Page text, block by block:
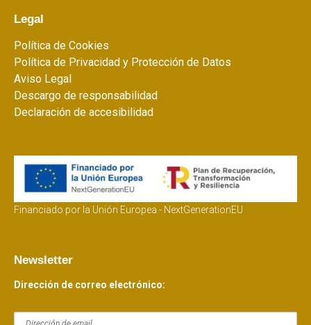
Legal
Política de Cookies
Política de Privacidad y Protección de Datos
Aviso Legal
Descargo de responsabilidad
Declaración de accesibilidad
Financiado por la Unión Europea - NextGenerationEU
Newsletter
Dirección de correo electrónico: